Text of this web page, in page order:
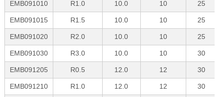
EMB091010 R1.0 10.0 10 25
EMB091015 R1.5 10.0 10 25
EMB091020 R2.0 10.0 10 25
EMB091030 R3.0 10.0 10 30
EMB091205 R0.5 12.0 12 30
EMB091210 R1.0 12.0 12 30